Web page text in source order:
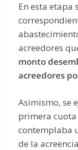
En esta etapa
acreedores
monto
acreedores
Asimismo, se
primera cuota
contemplaba
de la